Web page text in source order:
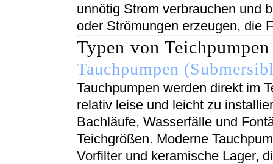
unnötig Strom verbrauchen und
oder Strömungen erzeugen, die
Typen von
Tauchpumpen
Tauchpumpen werden direkt im
relativ leise und leicht zu
Bachläufe, Wasserfälle und
Teichgrößen. Moderne
Vorfilter und keramische Lager,